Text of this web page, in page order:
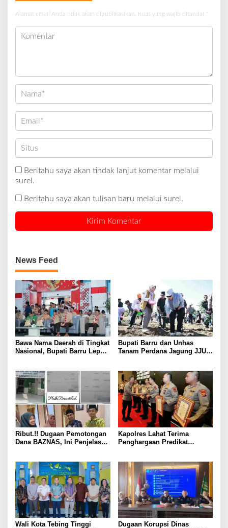
Alamat email Anda tidak akan dipublikasikan. Ruas yang wajib ditandai *
Beritahu saya akan tindak lanjut komentar melalui
surel.
Beritahu saya akan tulisan baru melalui surel.
News Feed
Bawa Nama Daerah di Tingkat
Nasional, Bupati Barru Lepas
Bupati Barru dan Unhas
Tanam Perdana Jagung JJUH,
Ribut.!! Dugaan Pemotongan
Dana BAZNAS, Ini Penjelasan
Kapolres Lahat Terima
Penghargaan Predikat
Wali Kota Tebing Tinggi
Dugaan Korupsi Dinas